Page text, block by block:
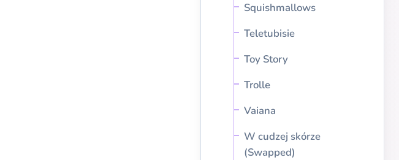
Squishmallows
Teletubisie
Toy Story
Trolle
Vaiana
W cudzej skórze
(Swapped)